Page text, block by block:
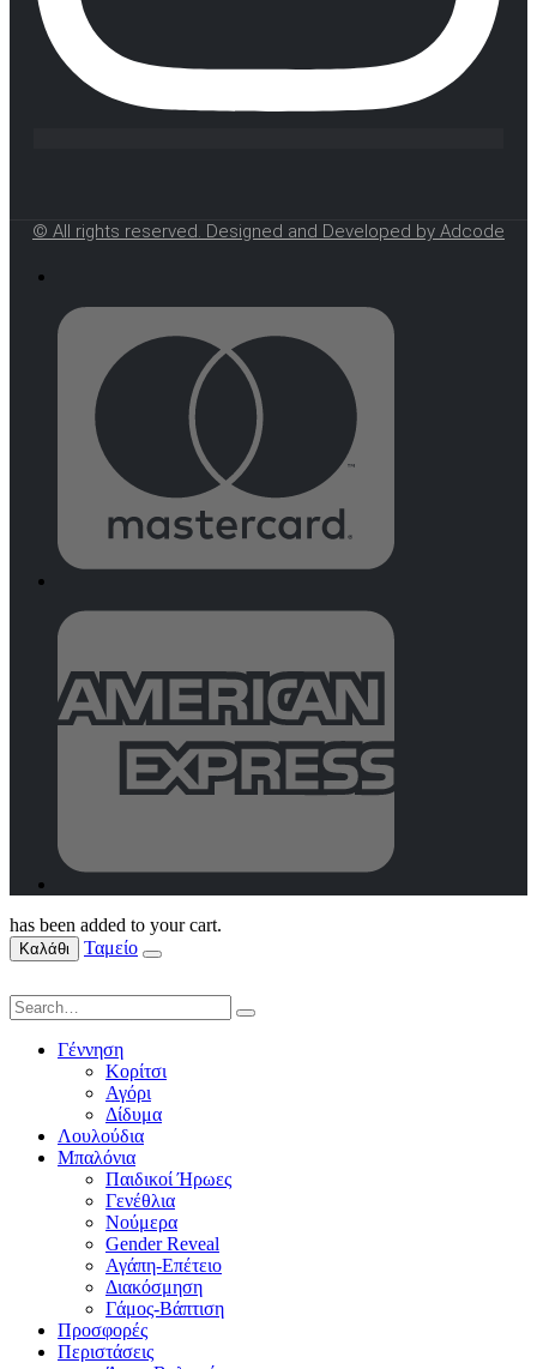
© All rights reserved. Designed and Developed by Adcode
has been added to your cart.
Καλάθι Ταμείο
Γέννηση
Κορίτσι
Αγόρι
Δίδυμα
Λουλούδια
Μπαλόνια
Παιδικοί Ήρωες
Γενέθλια
Νούμερα
Gender Reveal
Αγάπη-Επέτειο
Διακόσμηση
Γάμος-Βάπτιση
Προσφορές
Περιστάσεις